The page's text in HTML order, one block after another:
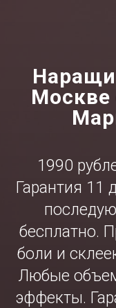
Москве
1990
Гарантия 11
бесплатно.
боли и
Любые
эффекты.